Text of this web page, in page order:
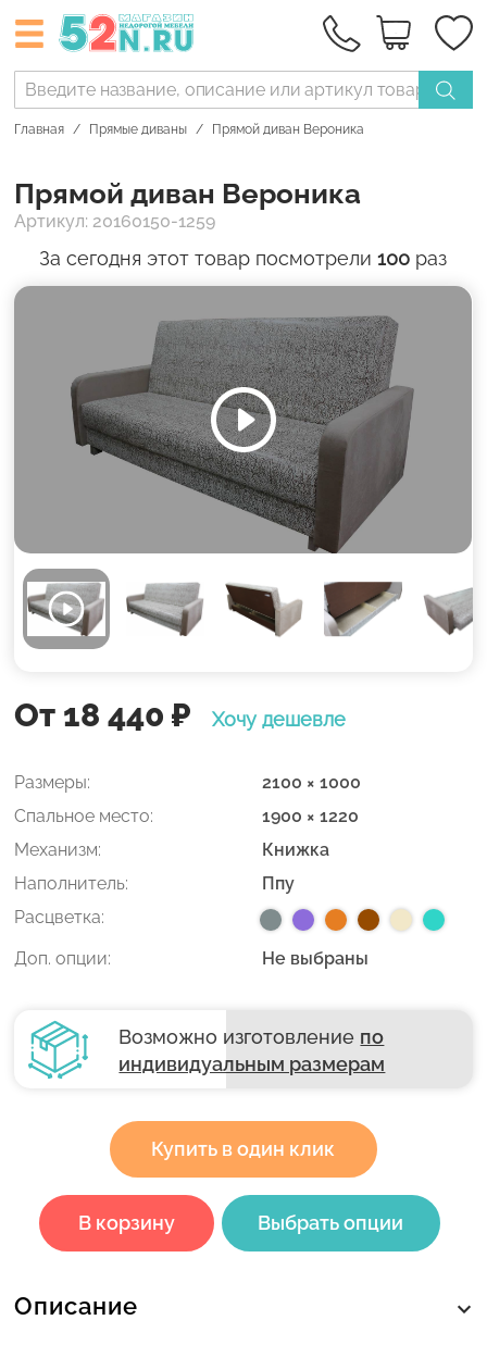
Главная Прямые диваны Прямой диван Вероника
Прямой диван Вероника
Артикул: 20160150-1259
За сегодня этот товар посмотрели100 раз
От 18 440 ₽ Хочу дешевле
Размеры:
2100 × 1000
Спальное место:
1900 × 1220
Механизм:
Книжка
Наполнитель:
Ппу
Расцветка:
Доп. опции:
Не выбраны
Возможно изготовление по
индивидуальным размерам
Купить в один клик
В корзину Выбрать опции
Описание